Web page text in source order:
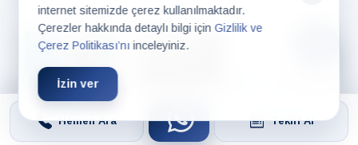
Hemen Ara Teklif Al
Geliştirme
SEO,
Sosyal
Google
internet sitemizde çerez kullanılmaktadır.
Çerezler hakkında detaylı bilgi için Gizlilik ve
Çerez Politikası’nı inceleyiniz.
İzin ver